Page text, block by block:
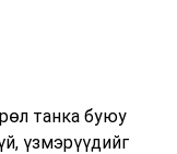
танка буюу
үзмэрүүдийг